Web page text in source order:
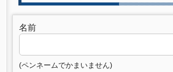
名前
(ペンネームでかまいません)